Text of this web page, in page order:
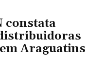
constata
Araguatins